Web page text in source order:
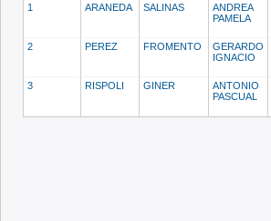
1 ARANEDA SALINAS
ANDREA
PAMELA
2 PEREZ FROMENTO
GERARDO
IGNACIO
3 RISPOLI GINER
ANTONIO
PASCUAL